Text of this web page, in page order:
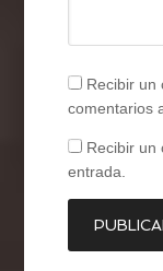
Recibir un
comentarios
Recibir un
entrada.